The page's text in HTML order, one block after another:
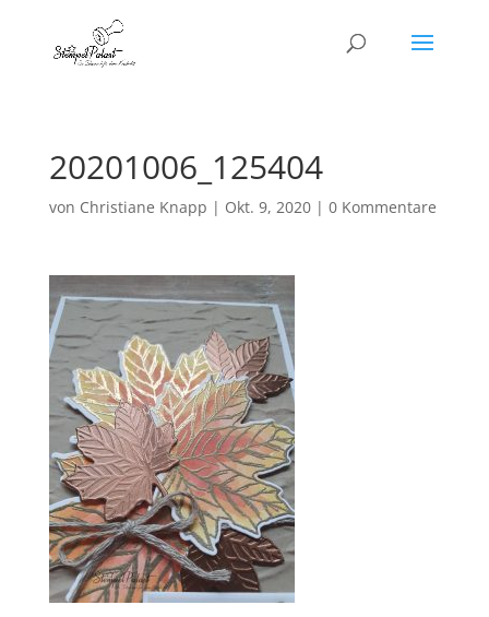
20201006_125404
von Christiane Knapp | Okt. 9, 2020| 0 Kommentare